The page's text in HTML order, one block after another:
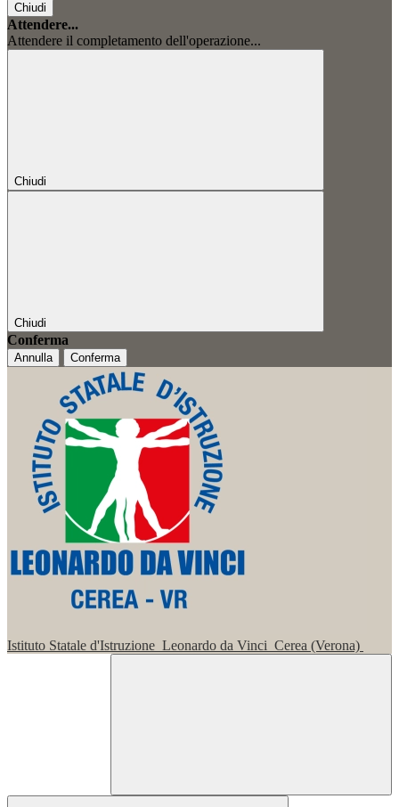
Chiudi
Attendere...
Attendere il completamento dell'operazione...
Chiudi
Chiudi
Conferma
Annulla Conferma
Istituto Statale d'Istruzione Leonardo da Vinci Cerea (Verona)